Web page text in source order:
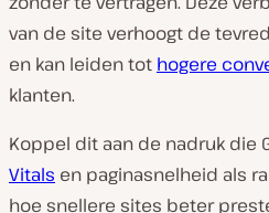
van de site verhoogt de
en kan leiden tot hogere
klanten.
Koppel dit aan de nadruk die
Vitals en paginasnelheid als
hoe snellere sites beter